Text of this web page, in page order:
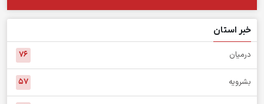
خبر استان
درمیان ۷۶
بشرویه ۵۷